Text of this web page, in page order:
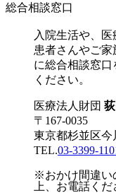
総合相談窓口
入院生活や、医
患者さんやご
に総合相談窓
ください。
医療法人財団
〒167-0035
東京都杉並区今
TEL.03-3399-
※おかけ間違い
上、お電話くだ